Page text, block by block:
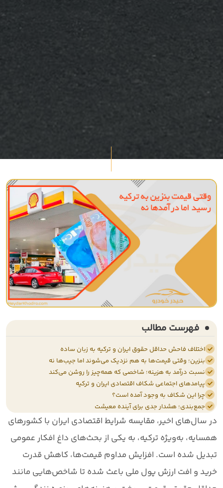
فهرست مطالب
اختلاف فاحش حداقل حقوق ایران و ترکیه به زبان ساده
بنزین؛ وقتی قیمت‌ها به هم نزدیک می‌شوند اما جیب‌ها نه
نسبت درآمد به هزینه؛ شاخصی که همه‌چیز را روشن می‌کند
پیامدهای اجتماعی شکاف اقتصادی ایران و ترکیه
چرا این شکاف به وجود آمده است؟
جمع‌بندی؛ هشدار جدی برای آینده معیشت
در سال‌های اخیر، مقایسه شرایط اقتصادی ایران با کشورهای
همسایه، به‌ویژه ترکیه، به یکی از بحث‌های داغ افکار عمومی
تبدیل شده است. افزایش مداوم قیمت‌ها، کاهش قدرت
خرید و افت ارزش پول ملی باعث شده تا شاخص‌هایی مانند